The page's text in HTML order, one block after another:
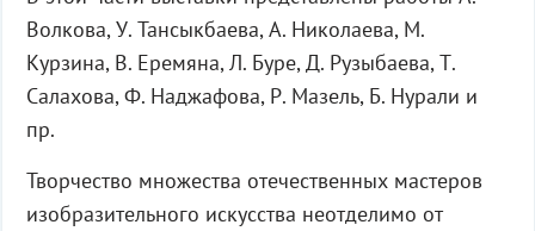
Волкова, У. Тансыкбаева, А. Николаева, М.
Курзина, В. Еремяна, Л. Буре, Д. Рузыбаева, Т.
Салахова, Ф. Наджафова, Р. Мазель, Б. Нурали и
пр.
Творчество множества отечественных мастеров
изобразительного искусства неотделимо от